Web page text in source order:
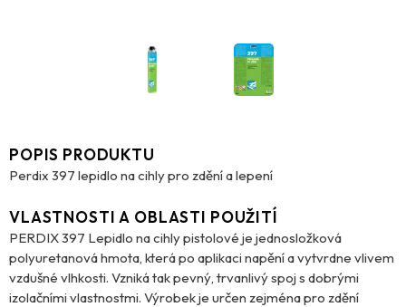
POPIS PRODUKTU
Perdix 397 lepidlo na cihly pro zdění a lepení
VLASTNOSTI A OBLASTI POUŽITÍ
PERDIX 397 Lepidlo na cihly pistolové je jednosložková
polyuretanová hmota, která po aplikaci napění a vytvrdne vlivem
vzdušné vlhkosti. Vzniká tak pevný, trvanlivý spoj s dobrými
izolačními vlastnostmi. Výrobek je určen zejména pro zdění